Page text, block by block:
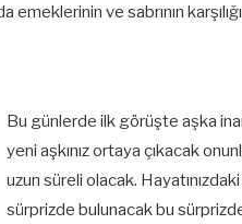
emeklerinin ve sabrının
Bu günlerde ilk görüşte aşka
yeni aşkınız ortaya çıkacak
uzun süreli olacak.
sürprizde bulunacak bu